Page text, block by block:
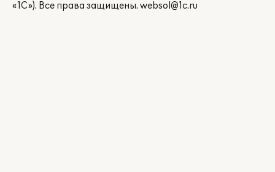
«1С»). Все права защищены. websol@1c.ru